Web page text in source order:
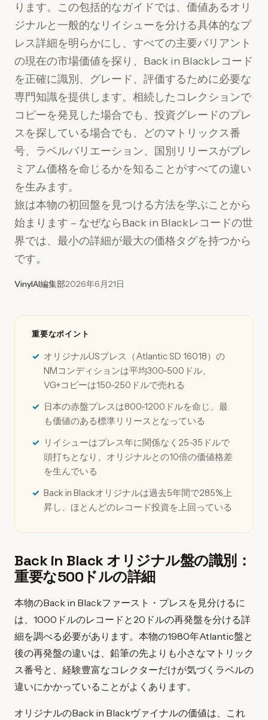
ります。この包括的なガイドでは、価値あるオリ
ジナルと一般的なリイシューを分ける具体的なプ
レス詳細を明らかにし、すべての主要バリアント
の現在の市場価値を探り、Back in Blackレコード
を正確に識別、グレード、評価するために必要な
専門知識を提供します。相続したコレクションで
コピーを発見した場合でも、投資グレードのプレ
スを探している場合でも、どのマトリックス番
号、ラベルバリエーション、国別リリースがプレ
ミアム価格を命じるかを知ることがすべての違い
を生みます。
旅は本物の初回盤を見つける方法を学ぶことから
始まります – なぜならBack in Blackレコードの世
界では、最小の詳細が最大の価格タグを持つから
です。
VinylAI編集部2026年6月21日
重要なポイント
オリジナルUSプレス（Atlantic SD 16018）の
NMコンディションは平均300-500ドル、
VG+コピーは150-250ドルで売れる
日本の赤盤プレスは800-1200ドルを命じ、最
も価値のある標準リリースとなっている
リイシューはプレス年に関係なく25-35ドルで
頭打ちとなり、オリジナルとの10倍の価値格差
を生んでいる
Back in Blackオリジナルは過去5年間で285%上
昇し、ほとんどのレコード投資を上回っている
Back in Black オリジナル盤の識別：
重要な500ドルの詳細
本物のBack in Blackファースト・プレスを見分けるに
は、1000ドルのレコードと20ドルの再発盤を分ける詳
細を調べる必要があります。本物の1980年Atlantic盤と
後の再発盤の違いは、鉛筆の先よりも小さなマトリック
ス番号と、経験豊富なコレクターだけが気づくラベルの
違いにかかっていることがよくあります。
オリジナルのBack in Blackヴァイナルの価値は、これ